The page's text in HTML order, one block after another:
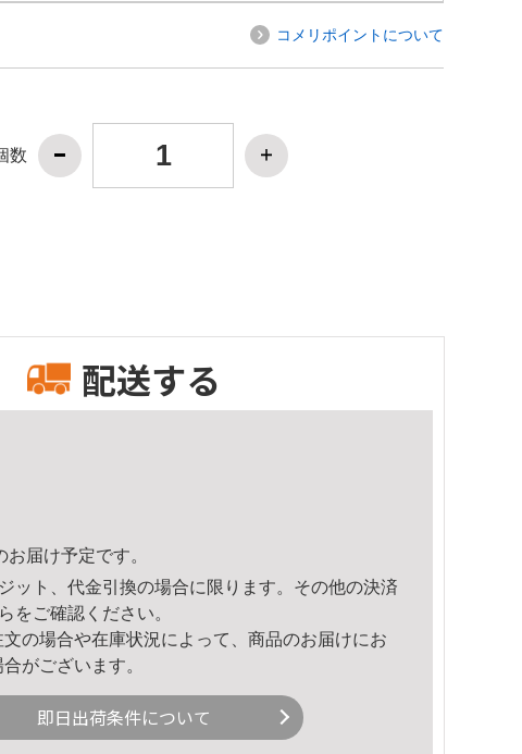
コメリポイントについて
数
配送する
届け予定です。
ット、代金引換の場合に限ります。その他の決済
をご確認ください。
の場合や在庫状況によって、商品のお届けにお
がございます。
即日出荷条件について